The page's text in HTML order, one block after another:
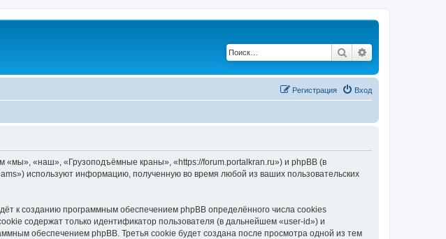
Поиск
Вход
Регистрация
«наш», «Грузоподъёмные краны», «https://forum.portalkran.ru») и phpBB (в
используют информацию, полученную во время любой из ваших пользовательских
к созданию программным обеспечением phpBB определённого числа cookies
содержат только идентификатор пользователя (в дальнейшем «user-id») и
обеспечением phpBB. Третья cookie будет создана после просмотра одной из тем